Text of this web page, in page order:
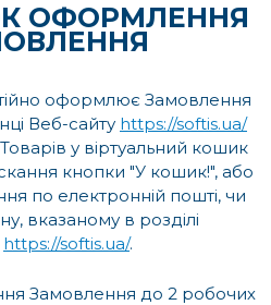
ОФОРМЛЕННЯ
оформлює Замовлення
Веб-сайту https://softis.ua/
у віртуальний кошик
кнопки "У кошик!", або
по електронній пошті, чи
вказаному в розділі
https://softis.ua/.
Замовлення до 2 робочих